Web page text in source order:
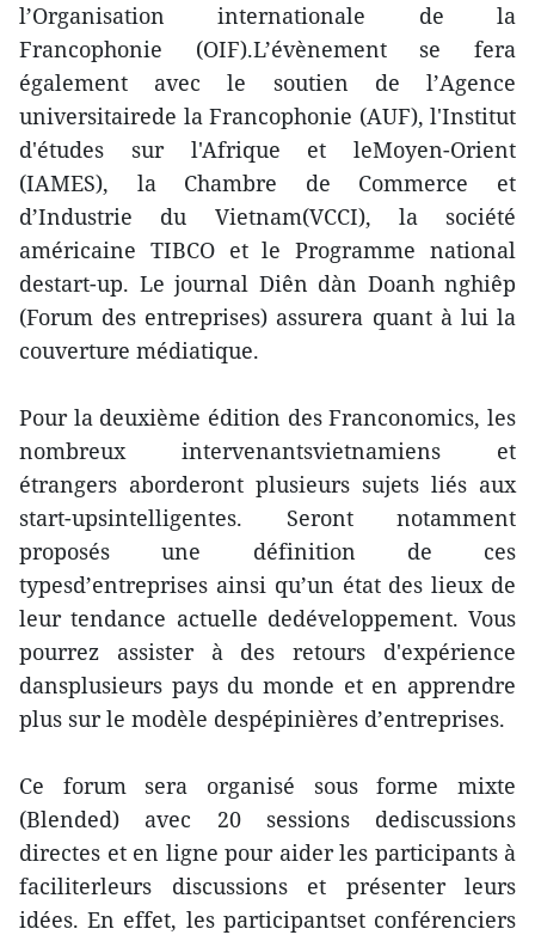
l’Organisation internationale de la
Francophonie (OIF).L’évènement se fera
également avec le soutien de l’Agence
universitairede la Francophonie (AUF), l'Institut
d'études sur l'Afrique et leMoyen-Orient
(IAMES), la Chambre de Commerce et
d’Industrie du Vietnam(VCCI), la société
américaine TIBCO et le Programme national
destart-up. Le journal Diên dàn Doanh nghiêp
(Forum des entreprises) assurera quant à lui la
couverture médiatique.
Pour la deuxième édition des Franconomics, les
nombreux intervenantsvietnamiens et
étrangers aborderont plusieurs sujets liés aux
start-upsintelligentes. Seront notamment
proposés une définition de ces
typesd’entreprises ainsi qu’un état des lieux de
leur tendance actuelle dedéveloppement. Vous
pourrez assister à des retours d'expérience
dansplusieurs pays du monde et en apprendre
plus sur le modèle despépinières d’entreprises.
Ce forum sera organisé sous forme mixte
(Blended) avec 20 sessions dediscussions
directes et en ligne pour aider les participants à
faciliterleurs discussions et présenter leurs
idées. En effet, les participantset conférenciers